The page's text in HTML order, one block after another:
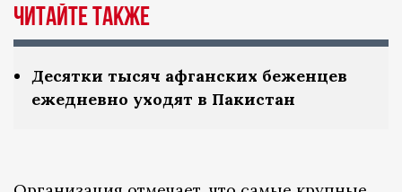
Читайте также
Десятки тысяч афганских беженцев
ежедневно уходят в Пакистан